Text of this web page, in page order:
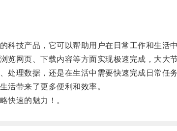
技产品，它可以帮助用户在日常工作和生活中
网页、下载内容等方面实现极速完成，大大节
理数据，还是在生活中需要快速完成日常任务
带来了更多便利和效率。
速的魅力！。